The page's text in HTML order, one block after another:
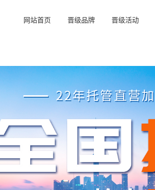
网站首页 晋级品牌 晋级活动